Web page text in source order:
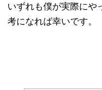
いずれも僕が実際にや
考になれば幸いです。